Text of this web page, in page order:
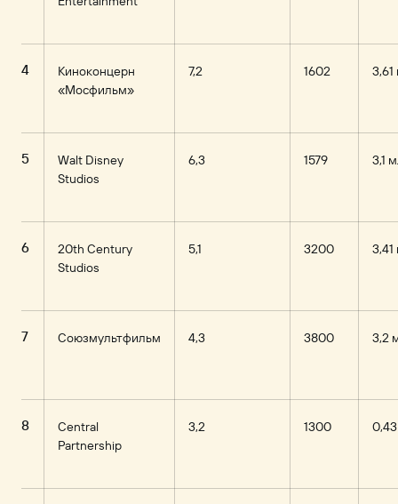
4
Киноконцерн
«Мосфильм»
7,2 1602
5
Walt Disney
Studios
6,3 1579 3,1
6
20th Century
Studios
5,1 3200
7 Союзмультфильм 4,3 3800 3,2
8
Central
Partnership
3,2 1300